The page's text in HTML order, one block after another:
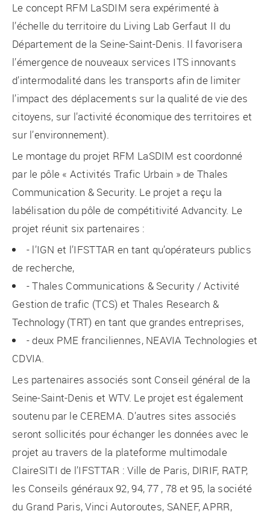
Le concept RFM LaSDIM sera expérimenté à
l’échelle du territoire du Living Lab Gerfaut II du
Département de la Seine-Saint-Denis. Il favorisera
l’émergence de nouveaux services ITS innovants
d’intermodalité dans les transports afin de limiter
l’impact des déplacements sur la qualité de vie des
citoyens, sur l’activité économique des territoires et
sur l’environnement).
Le montage du projet RFM LaSDIM est coordonné
par le pôle « Activités Trafic Urbain » de Thales
Communication & Security. Le projet a reçu la
labélisation du pôle de compétitivité Advancity. Le
projet réunit six partenaires :
- l’IGN et l’IFSTTAR en tant qu’opérateurs publics
de recherche,
- Thales Communications & Security / Activité
Gestion de trafic (TCS) et Thales Research &
Technology (TRT) en tant que grandes entreprises,
- deux PME franciliennes, NEAVIA Technologies et
CDVIA.
Les partenaires associés sont Conseil général de la
Seine-Saint-Denis et WTV. Le projet est également
soutenu par le CEREMA. D’autres sites associés
seront sollicités pour échanger les données avec le
projet au travers de la plateforme multimodale
ClaireSITI de l’IFSTTAR : Ville de Paris, DIRIF, RATP,
les Conseils généraux 92, 94, 77 , 78 et 95, la société
du Grand Paris, Vinci Autoroutes, SANEF, APRR,